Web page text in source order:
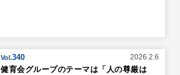
Vol.340
健育会グループのテーマは「人の尊厳は
2026.2.6